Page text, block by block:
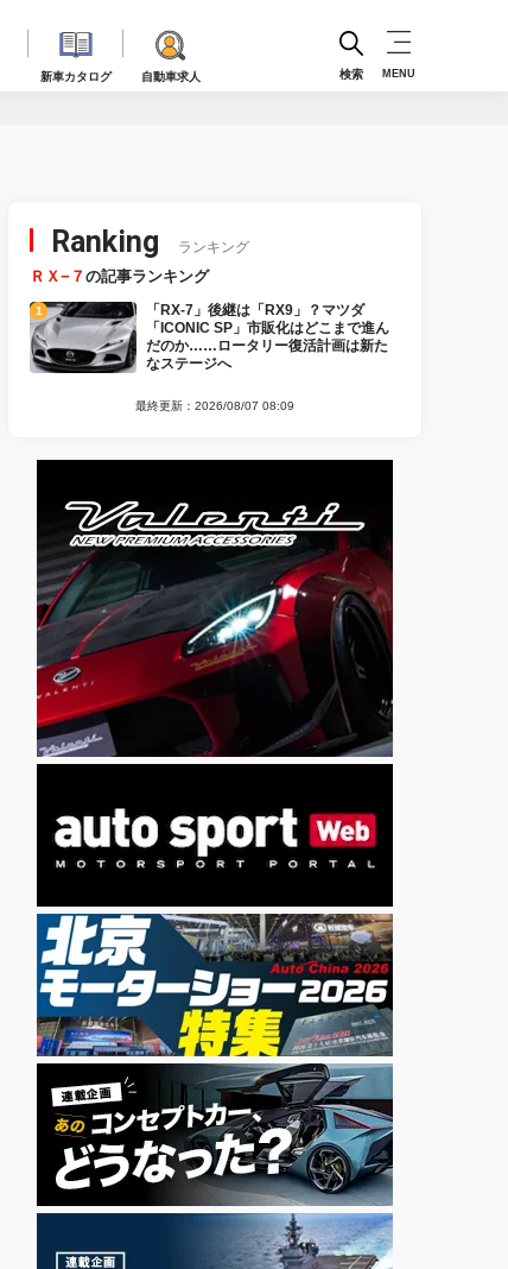
新車カタログ 自動車求人 検索 MENU
Ranking ランキング
ＲＸ−７ の記事ランキング
「RX-7」後継は「RX9」？マツダ
「ICONIC SP」市販化はどこまで進ん
だのか……ロータリー復活計画は新た
なステージへ
最終更新：2026/08/07 08:09